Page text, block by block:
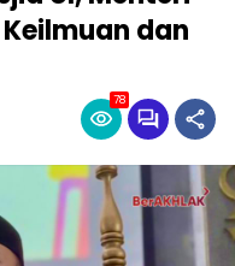
dan
78